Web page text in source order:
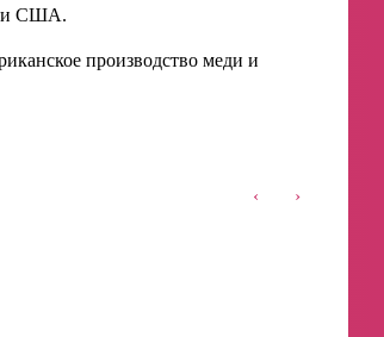
США.
производство меди и
‹ ›